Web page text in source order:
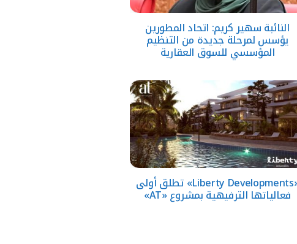
النائبة سهير كريم: اتحاد المطورين
يؤسس لمرحلة جديدة من التنظيم
المؤسسي للسوق العقارية
«Liberty Developments» تطلق أولى
فعالياتها الترفيهية بمشروع «AT»